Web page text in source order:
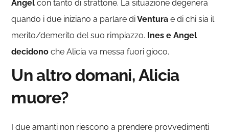
Angel con tanto di strattone. La situazione degenera
quando i due iniziano a parlare diVentura e di chi sia il
merito/demerito del suo rimpiazzo. Ines e Angel
decidono che Alicia va messa fuori gioco.
Un altro domani, Alicia
muore?
I due amanti non riescono a prendere provvedimenti